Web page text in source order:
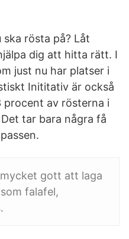
rösta på? Låt
dig att hitta rätt. I
just nu har platser i
Inititativ är också
procent av rösterna i
tar bara några få
gott att laga
falafel,